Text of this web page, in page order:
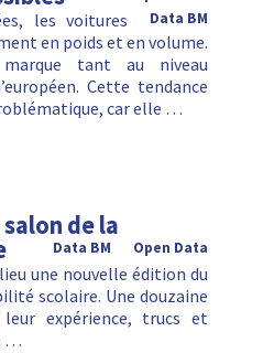
Data BM
les voitures
en poids et en volume.
tant au niveau
Cette tendance
car elle …
de la
Open Data
Data BM
une nouvelle édition du
scolaire. Une douzaine
expérience, trucs et
…